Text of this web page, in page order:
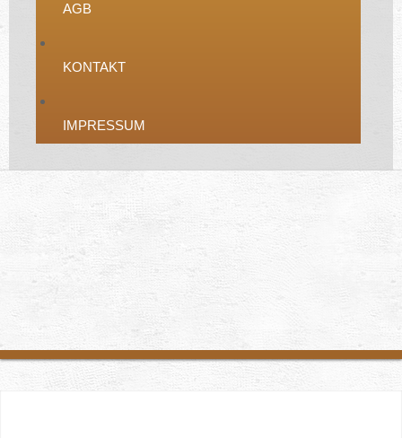
AGB
KONTAKT
IMPRESSUM